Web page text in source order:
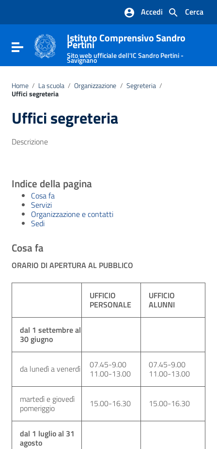
Vai al footer
Cerca
Accedi
Attiva / disattiva la navigazione
Istituto Comprensivo Sandro
Pertini
Sito web ufficiale dell'IC Sandro Pertini -
Savignano
Home / La scuola / Organizzazione / Segreteria /
Uffici segreteria
Uffici segreteria
Descrizione
Indice della pagina
Cosa fa
Servizi
Organizzazione e contatti
Sedi
Cosa fa
ORARIO DI APERTURA AL PUBBLICO
UFFICIO
PERSONALE
UFFICIO
ALUNNI
dal 1 settembre al
30 giugno
da lunedì a venerdì 07.45-9.00
11.00-13.00
07.45-9.00
11.00-13.00
martedì e giovedì
pomeriggio 15.00-16.30 15.00-16.30
dal 1 luglio al 31
agosto